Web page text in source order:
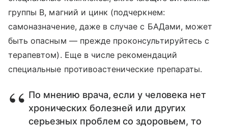
группы В, магний и цинк (подчеркнем:
самоназначение, даже в случае с БАДами, может
быть опасным — прежде проконсультируйтесь с
терапевтом). Еще в числе рекомендаций
специальные противоастенические препараты.
По мнению врача, если у человека нет
хронических болезней или других
серьезных проблем со здоровьем, то